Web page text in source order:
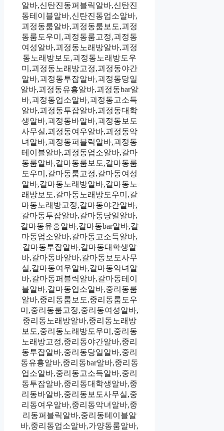
알바,신탄진동퍼블릭알바,신탄진
동테이블알바,신탄진동업소알바,
괴정동룸알바,괴정동룸보도,괴정
동룸도우미,괴정동룸고정,괴정동
여성알바,괴정동노래방알바,괴정
동노래방보도,괴정동노래방도우
미,괴정동노래방고정,괴정동야간
알바,괴정동투잡알바,괴정동당일
알바,괴정동유흥알바,괴정동bar알
바,괴정동업소알바,괴정동고소득
알바,괴정동투잡알바,괴정동대학
생알바,괴정동바알바,괴정동보도
사무실,괴정동여우알바,괴정동악
녀알바,괴정동퍼블릭알바,괴정동
테이블알바,괴정동업소알바,갈마
동룸알바,갈마동룸보도,갈마동룸
도우미,갈마동룸고정,갈마동여성
알바,갈마동노래방알바,갈마동노
래방보도,갈마동노래방도우미,갈
마동노래방고정,갈마동야간알바,
갈마동투잡알바,갈마동당일알바,
갈마동유흥알바,갈마동bar알바,갈
마동업소알바,갈마동고소득알바,
갈마동투잡알바,갈마동대학생알
바,갈마동바알바,갈마동보도사무
실,갈마동여우알바,갈마동악녀알
바,갈마동퍼블릭알바,갈마동테이
블알바,갈마동업소알바,중리동룸
알바,중리동룸보도,중리동룸도우
미,중리동룸고정,중리동여성알바,
중리동노래방알바,중리동노래방
보도,중리동노래방도우미,중리동
노래방고정,중리동야간알바,중리
동투잡알바,중리동당일알바,중리
동유흥알바,중리동bar알바,중리동
업소알바,중리동고소득알바,중리
동투잡알바,중리동대학생알바,중
리동바알바,중리동보도사무실,중
리동여우알바,중리동악녀알바,중
리동퍼블릭알바,중리동테이블알
바,중리동업소알바,가양동룸알바,